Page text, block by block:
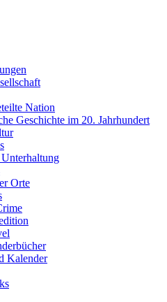
Nation
Geschichte im 20. Jahrhundert
Orte
Kalender